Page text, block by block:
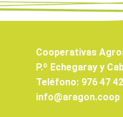
Cooperativas
P.º Echegaray y
Teléfono: 976 47
info@aragon.coop